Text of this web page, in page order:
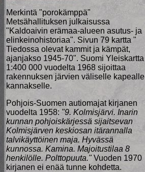
Merkintä "porokämppä"
Metsähallituksen julkaisussa
"Kaldoaivin erämaa-alueen asutus- ja
elinkeinohistoriaa". Sivun 79 kartta "
Tiedossa olevat kammit ja kämpät,
ajanjakso 1945-70". Suomi Yleiskartta
1:400 000 vuodelta 1968 sijoittaa
rakennuksen järvien väliselle kapealle
kannakselle.
Pohjois-Suomen autiomajat kirjanen
vuodelta 1958: "9. Kolmisjärvi. Inarin
kunnan pohjoiskärjessä sijaitsevan
Kolmisjärven keskiosan itärannalla
talvikäyttöinen maja. Hyvässä
kunnossa. Kamina. Majoitustilaa 8
henkilölle. Polttopuuta."Vuoden 1970
kirjanen ei enää tunne kohdetta.